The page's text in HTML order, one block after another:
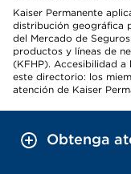
Kaiser Permanente
distribución geográfica
del Mercado de
productos y líneas de
(KFHP). Accesibilidad a
este directorio: los
atención de Kaiser
Obtenga